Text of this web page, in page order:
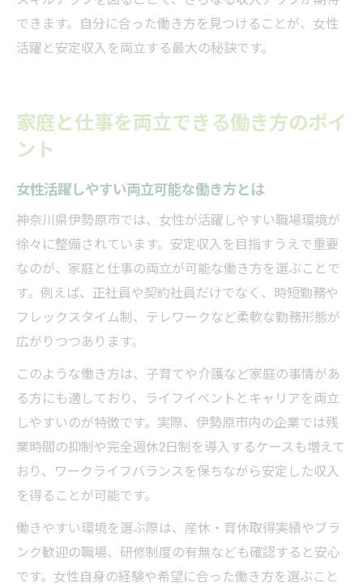
できます。自分に合った働き方を見つけることが、女性
活躍と安定収入を両立する最大の秘訣です。
家庭と仕事を両立できる働き方のポイ
ント
女性活躍しやすい両立可能な働き方とは
神奈川県伊勢原市では、女性が活躍しやすい職場環境が
徐々に整備されています。安定収入を目指すうえで重要
なのが、家庭と仕事の両立が可能な働き方を選ぶことで
す。例えば、正社員や契約社員だけでなく、時短勤務や
フレックスタイム制、テレワークなど柔軟な勤務形態が
広がりつつあります。
このような働き方は、子育てや介護など家庭の事情があ
る方にも適しており、ライフイベントとキャリアを両立
しやすいのが特徴です。実際、伊勢原市内の企業では残
業時間の抑制や完全週休2日制を導入するケースも増えて
おり、ワークライフバランスを保ちながら安定した収入
を得ることが可能です。
働きやすい環境を選ぶ際は、産休・育休取得実績やブラ
ンク歓迎の職場、研修制度の有無なども確認すると安心
です。女性自身の経験や希望に合った働き方を選ぶこと